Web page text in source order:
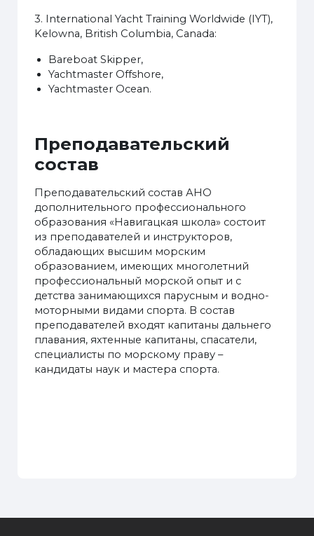
3. International Yacht Training Worldwide (IYT),
Kelowna, British Columbia, Canada:
Bareboat Skipper,
Yachtmaster Offshore,
Yachtmaster Ocean.
Преподавательский
состав
Преподавательский состав АНО
дополнительного профессионального
образования «Навигацкая школа» состоит
из преподавателей и инструкторов,
обладающих высшим морским
образованием, имеющих многолетний
профессиональный морской опыт и с
детства занимающихся парусным и водно-
моторными видами спорта. В состав
преподавателей входят капитаны дальнего
плавания, яхтенные капитаны, спасатели,
специалисты по морскому праву –
кандидаты наук и мастера спорта.